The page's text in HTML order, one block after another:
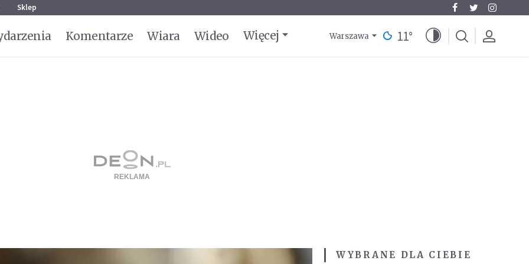
Sklep
Komentarze Wiara Wideo Więcej Warszawa 11°
WYBRANE DLA CIEBIE